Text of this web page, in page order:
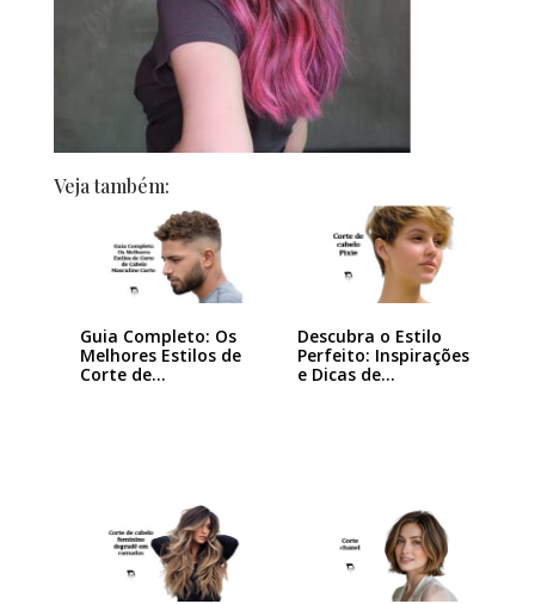
Veja também:
Guia Completo: Os
Melhores Estilos de
Corte de…
Descubra o Estilo
Perfeito: Inspirações
e Dicas de…